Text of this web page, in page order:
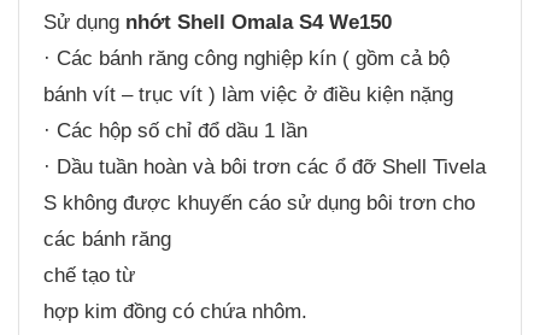
Sử dụng nhớt Shell Omala S4 We150
· Các bánh răng công nghiệp kín ( gồm cả bộ
bánh vít – trục vít ) làm việc ở điều kiện nặng
· Các hộp số chỉ đổ dầu 1 lần
· Dầu tuần hoàn và bôi trơn các ổ đỡ Shell Tivela
S không được khuyến cáo sử dụng bôi trơn cho
các bánh răng
chế tạo từ
hợp kim đồng có chứa nhôm.